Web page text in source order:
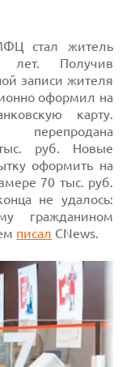
стал житель
лет. Получив
записи жителя
оформил на
карту.
руб. Новые
оформить на
70 тыс. руб.
не удалось:
гражданином
писал CNews.